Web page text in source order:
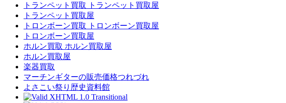
トランペット買取 トランペット買取屋
トランペット買取屋
トロンボーン買取 トロンボーン買取屋
トロンボーン買取屋
ホルン買取 ホルン買取屋
ホルン買取屋
楽器買取
マーチンギターの販売価格つれづれ
よさこい祭り歴史資料館